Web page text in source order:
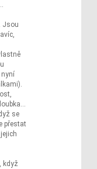
Jsou
se
přestat
když